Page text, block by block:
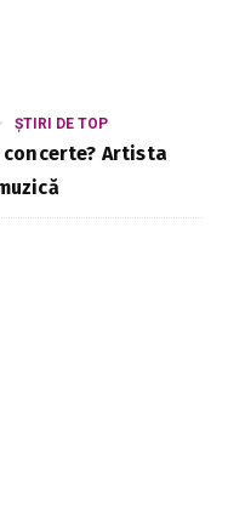
ȘTIRI DE TOP
Artista